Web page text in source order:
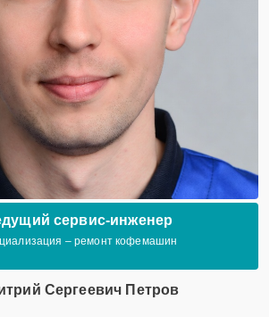
сервис-инженер
– ремонт кофемашин
Сергеевич Петров